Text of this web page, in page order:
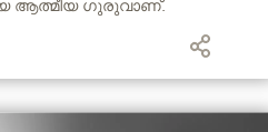
ആത്മീയ ഗുരുവാണ്.
ജീവിതം യോഗ